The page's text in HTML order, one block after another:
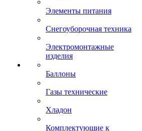
Элементы питания
Снегоуборочная техника
Электромонтажные
изделия
Баллоны
Газы технические
Хладон
Комплектующие к